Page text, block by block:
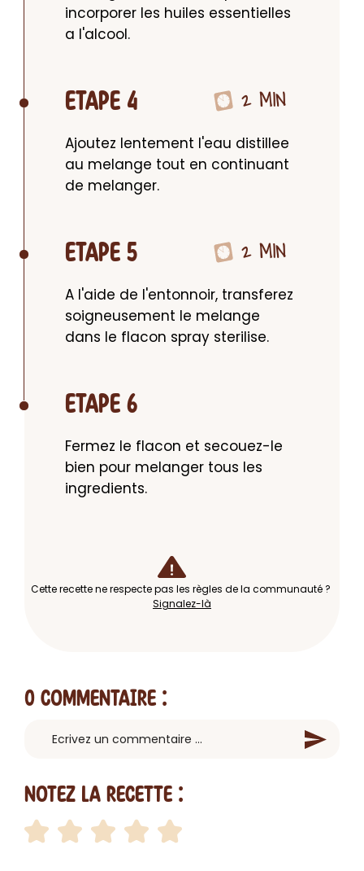
incorporer les huiles essentielles
a l'alcool.
ETAPE 4 2 MIN
Ajoutez lentement l'eau distillee
au melange tout en continuant
de melanger.
ETAPE 5 2 MIN
A l'aide de l'entonnoir, transferez
soigneusement le melange
dans le flacon spray sterilise.
ETAPE 6
Fermez le flacon et secouez-le
bien pour melanger tous les
ingredients.
Cette recette ne respecte pas les règles de la communauté ?
Signalez-là
0 Commentaire :
Notez la recette :